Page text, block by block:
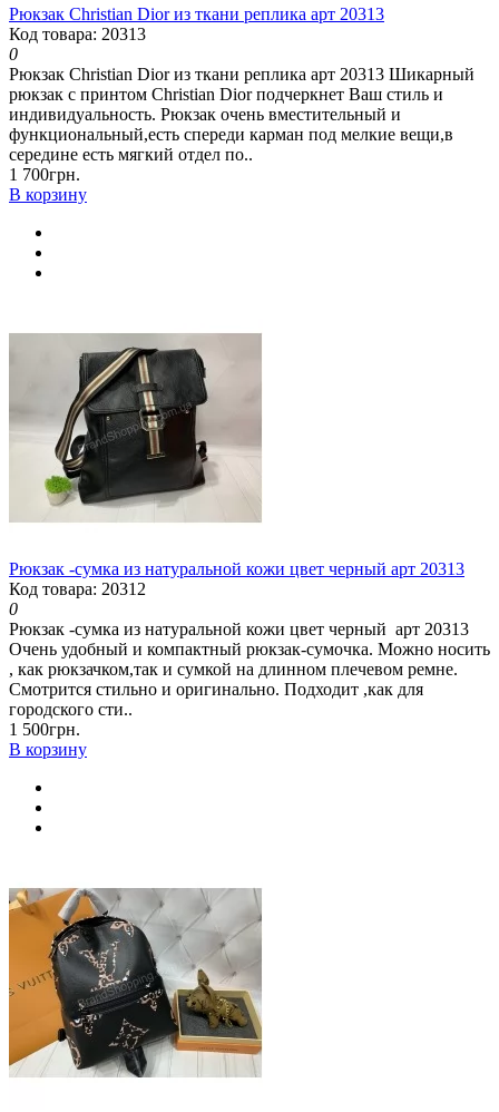
Рюкзак Christian Dior из ткани реплика арт 20313
Код товара: 20313
0
Рюкзак Christian Dior из ткани реплика арт 20313 Шикарный
рюкзак с принтом Christian Dior подчеркнет Ваш стиль и
индивидуальность. Рюкзак очень вместительный и
функциональный,есть спереди карман под мелкие вещи,в
середине есть мягкий отдел по..
1 700грн.
В корзину
Рюкзак -сумка из натуральной кожи цвет черный арт 20313
Код товара: 20312
0
Рюкзак -сумка из натуральной кожи цвет черный арт 20313
Очень удобный и компактный рюкзак-сумочка. Можно носить
, как рюкзачком,так и сумкой на длинном плечевом ремне.
Смотрится стильно и оригинально. Подходит ,как для
городского сти..
1 500грн.
В корзину